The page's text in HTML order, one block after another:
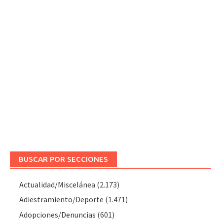
BUSCAR POR SECCIONES
Actualidad/Miscelánea (2.173)
Adiestramiento/Deporte (1.471)
Adopciones/Denuncias (601)